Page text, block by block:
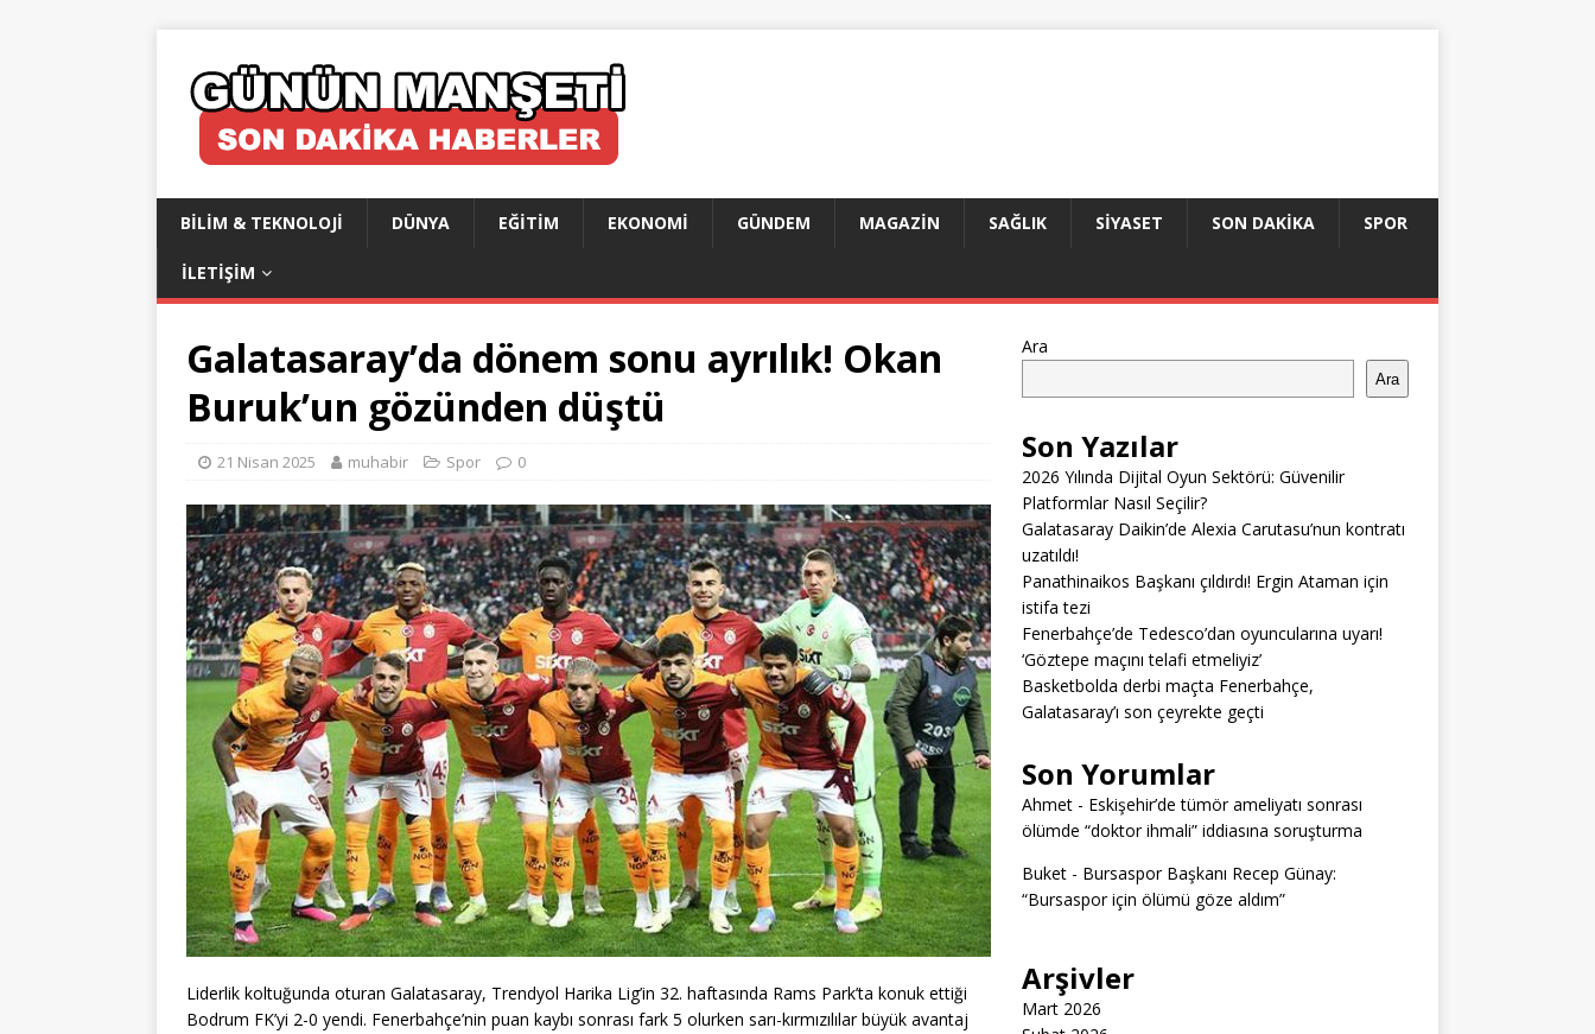
BILIM & TEKNOLOJI DÜNYA EĞITIM EKONOMI GÜNDEM MAGAZIN SAĞLIK SIYASET SON DAKIKA SPOR
İLETIŞIM
Galatasaray’da dönem sonu ayrılık! Okan
Buruk’un gözünden düştü
21 Nisan 2025 muhabir Spor 0
Liderlik koltuğunda oturan Galatasaray, Trendyol Harika Lig’in 32. haftasında Rams Park’ta konuk ettiği
Bodrum FK’yi 2-0 yendi. Fenerbahçe’nin puan kaybı sonrası fark 5 olurken sarı-kırmızılılar büyük avantaj
Ara
Ara
Son Yazılar
2026 Yılında Dijital Oyun Sektörü: Güvenilir
Platformlar Nasıl Seçilir?
Galatasaray Daikin’de Alexia Carutasu’nun kontratı
uzatıldı!
Panathinaikos Başkanı çıldırdı! Ergin Ataman için
istifa tezi
Fenerbahçe’de Tedesco’dan oyuncularına uyarı!
‘Göztepe maçını telafi etmeliyiz’
Basketbolda derbi maçta Fenerbahçe,
Galatasaray’ı son çeyrekte geçti
Son Yorumlar
Ahmet- Eskişehir’de tümör ameliyatı sonrası
ölümde “doktor ihmali” iddiasına soruşturma
Buket- Bursaspor Başkanı Recep Günay:
“Bursaspor için ölümü göze aldım”
Arşivler
Mart 2026